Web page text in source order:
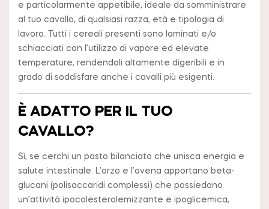
e particolarmente appetibile, ideale da somministrare
al tuo cavallo, di qualsiasi razza, età e tipologia di
lavoro. Tutti i cereali presenti sono laminati e/o
schiacciati con l’utilizzo di vapore ed elevate
temperature, rendendoli altamente digeribili e in
grado di soddisfare anche i cavalli più esigenti.
È ADATTO PER IL TUO
CAVALLO?
Sì, se cerchi un pasto bilanciato che unisca energia e
salute intestinale. L’orzo e l’avena apportano beta-
glucani (polisaccaridi complessi) che possiedono
un’attività ipocolesterolemizzante e ipoglicemica,